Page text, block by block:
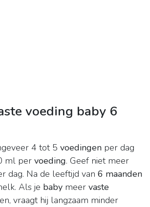
voeding baby 6
4 tot 5 voedingen per dag
ml per voeding. Geef niet meer
dag. Na de leeftijd van 6 maanden
Als je baby meer vaste
vraagt hij langzaam minder